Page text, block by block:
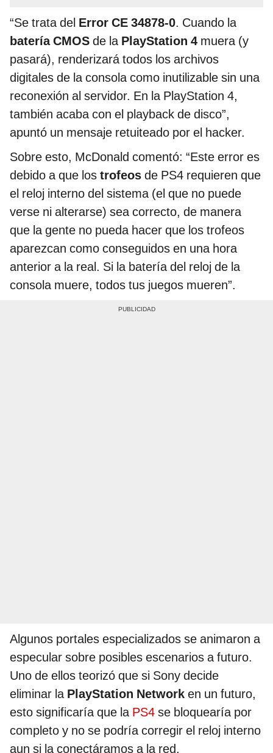
“Se trata del Error CE 34878-0. Cuando la
batería CMOS de la PlayStation 4 muera (y
pasará), renderizará todos los archivos
digitales de la consola como inutilizable sin una
reconexión al servidor. En la PlayStation 4,
también acaba con el playback de disco”,
apuntó un mensaje retuiteado por el hacker.
Sobre esto, McDonald comentó: “Este error es
debido a que los trofeos de PS4 requieren que
el reloj interno del sistema (el que no puede
verse ni alterarse) sea correcto, de manera
que la gente no pueda hacer que los trofeos
aparezcan como conseguidos en una hora
anterior a la real. Si la batería del reloj de la
consola muere, todos tus juegos mueren”.
Algunos portales especializados se animaron a
especular sobre posibles escenarios a futuro.
Uno de ellos teorizó que si Sony decide
eliminar la PlayStation Network en un futuro,
esto significaría que la PS4 se bloquearía por
completo y no se podría corregir el reloj interno
aun si la conectáramos a la red.